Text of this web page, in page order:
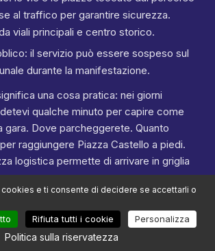
al traffico per garantire sicurezza.
viali principali e centro storico.
il servizio può essere sospeso sul
durante la manifestazione.
una cosa pratica: nei giorni
qualche minuto per capire come
gara. Dove parcheggerete. Quanto
raggiungere Piazza Castello a piedi.
logistica permette di arrivare in griglia
da preparare in anticipo
nelle settimane precedenti, con
e ti consente di decidere se accettarli o
Rifiuta tutti i cookie Personalizza
Politica sulla riservatezza